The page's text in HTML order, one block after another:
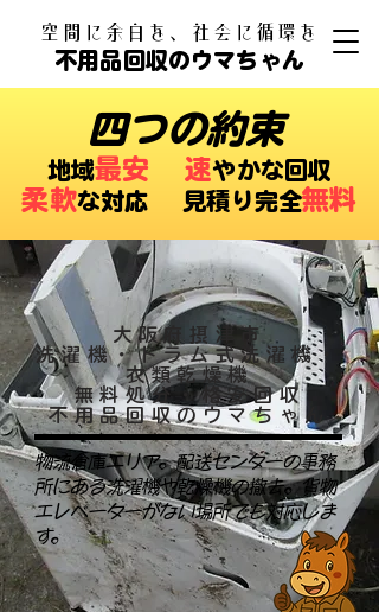
​空間に余白を、社会に循環を
不用品回収のウマちゃん
四つの約束
​地域最安 速やかな回収
柔軟な対応 ​見積り完全無料
大阪府摂津市
洗濯機・ドラム式洗濯機・
衣類乾燥機
無料処分・格安回収
不用品回収のウマちゃん
物流倉庫エリア。配送センターの事務
所にある洗濯機や乾燥機の撤去。貨物
エレベーターがない場所でも対応しま
す。